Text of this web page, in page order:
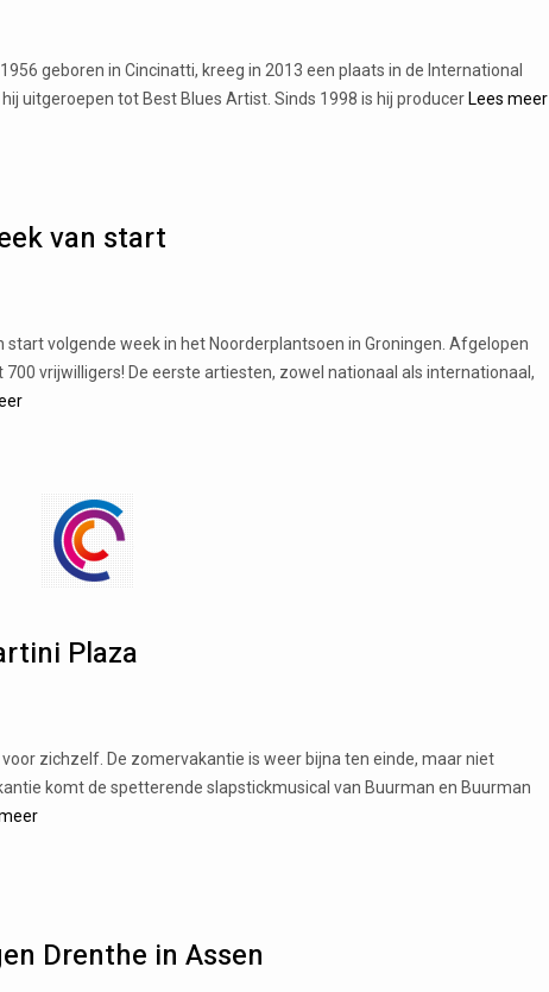
geboren in Cincinatti, kreeg in 2013 een plaats in de International
uitgeroepen tot Best Blues Artist. Sinds 1998 is hij producer Lees meer
van start
volgende week in het Noorderplantsoen in Groningen. Afgelopen
vrijwilligers! De eerste artiesten, zowel nationaal als internationaal,
Plaza
zichzelf. De zomervakantie is weer bijna ten einde, maar niet
komt de spetterende slapstickmusical van Buurman en Buurman
Drenthe in Assen